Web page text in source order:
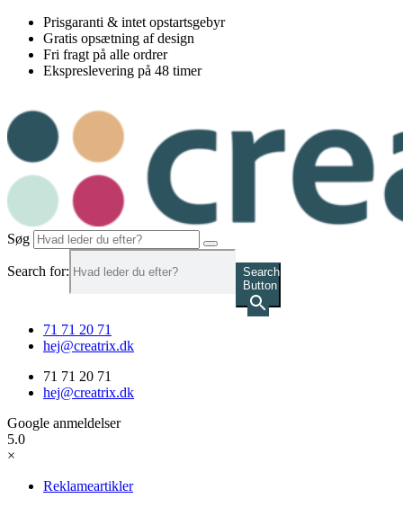
Videre
indhold
Prisgaranti & intet opstartsgebyr
Gratis opsætning af design
Fri fragt på alle ordrer
Ekspreslevering på 48 timer
Søg
Search for:
Search
Button
71 71 20 71
hej@creatrix.dk
71 71 20 71
hej@creatrix.dk
Google anmeldelser
5.0
×
Reklameartikler